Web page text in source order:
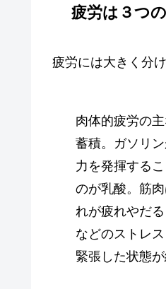
疲労は３つ
疲労には大きく分
肉体的疲労の
蓄積。ガソリ
力を発揮する
のが乳酸。筋
れが疲れやだ
などのストレ
緊張した状態